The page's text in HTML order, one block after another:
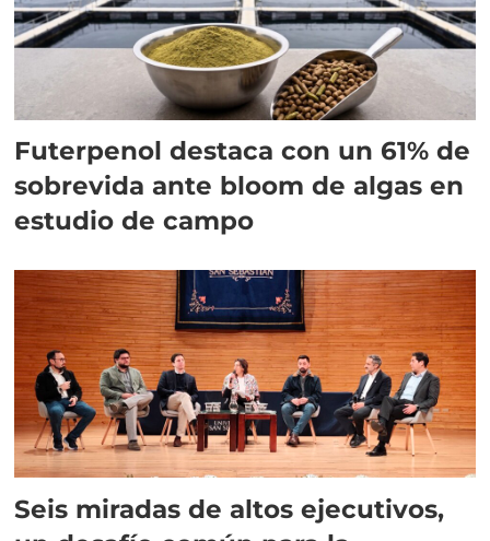
Futerpenol destaca con un 61% de
sobrevida ante bloom de algas en
estudio de campo
Seis miradas de altos ejecutivos,